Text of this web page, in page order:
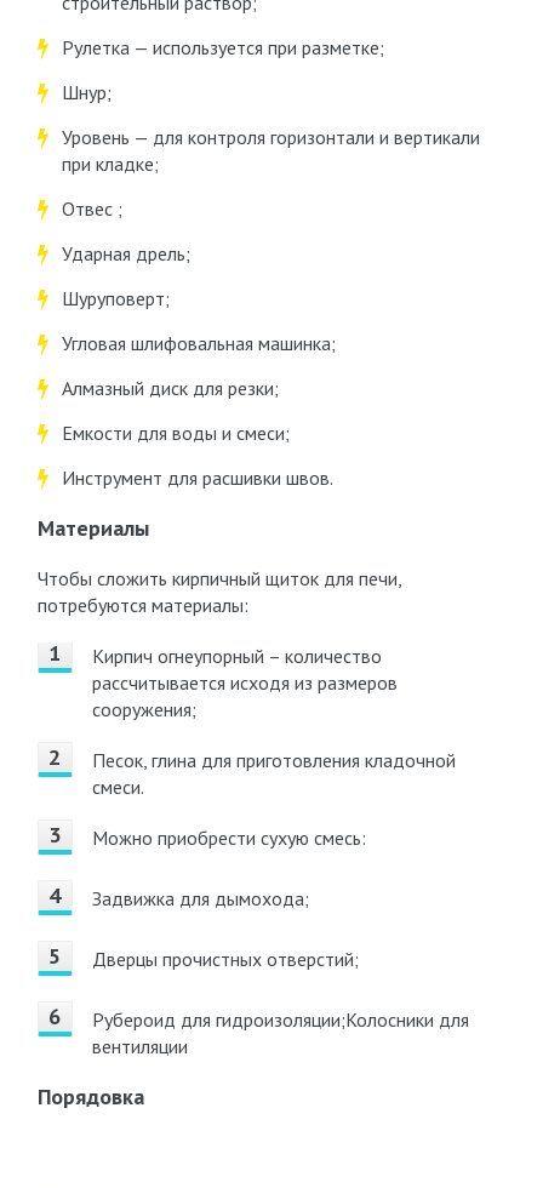
Рулетка — используется при разметке;
Шнур;
Уровень — для контроля горизонтали и вертикали
при кладке;
Отвес ;
Ударная дрель;
Шуруповерт;
Угловая шлифовальная машинка;
Алмазный диск для резки;
Емкости для воды и смеси;
Инструмент для расшивки швов.
Материалы
Чтобы сложить кирпичный щиток для печи,
потребуются материалы:
Кирпич огнеупорный – количество
рассчитывается исходя из размеров
сооружения;
Песок, глина для приготовления кладочной
смеси.
Можно приобрести сухую смесь:
Задвижка для дымохода;
Дверцы прочистных отверстий;
Рубероид для гидроизоляции;Колосники для
вентиляции
Порядовка